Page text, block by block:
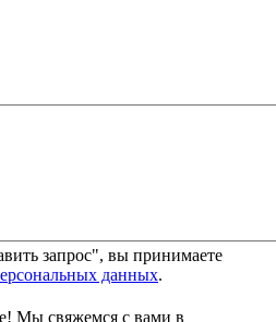
запрос", вы принимаете
данных.
Мы свяжемся с вами в